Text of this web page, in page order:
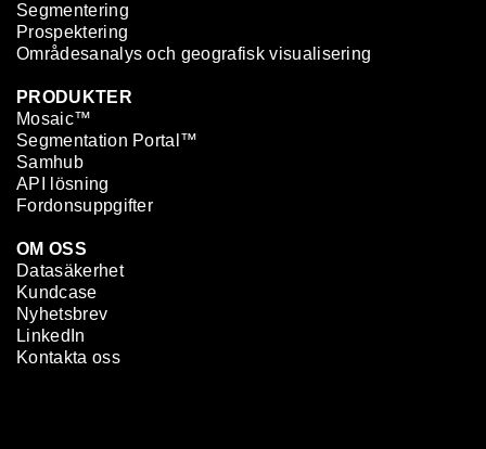
Segmentering
Prospektering
Områdesanalys och geografisk visualisering
PRODUKTER
Mosaic™
Segmentation Portal™
Samhub
API lösning
Fordonsuppgifter
OM OSS
Datasäkerhet
Kundcase
Nyhetsbrev
LinkedIn
Kontakta oss